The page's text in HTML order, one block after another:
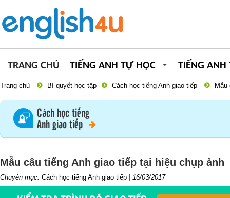
TRANG CHỦ TIẾNG ANH TỰ HỌC TIẾNG ANH
Trang chủ Bí quyết học tập Cách học tiếng Anh giao tiếp Mẫu
Cách học tiếng
Anh giao tiếp
Mẫu câu tiếng Anh giao tiếp tại hiệu chụp ảnh
Chuyên mục: Cách học tiếng Anh giao tiếp 16/03/2017